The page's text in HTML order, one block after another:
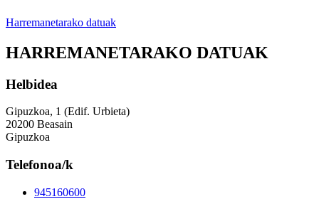
Harremanetarako datuak
HARREMANETARAKO DATUAK
Helbidea
Gipuzkoa, 1 (Edif. Urbieta)
20200 Beasain
Gipuzkoa
Telefonoa/k
945160600